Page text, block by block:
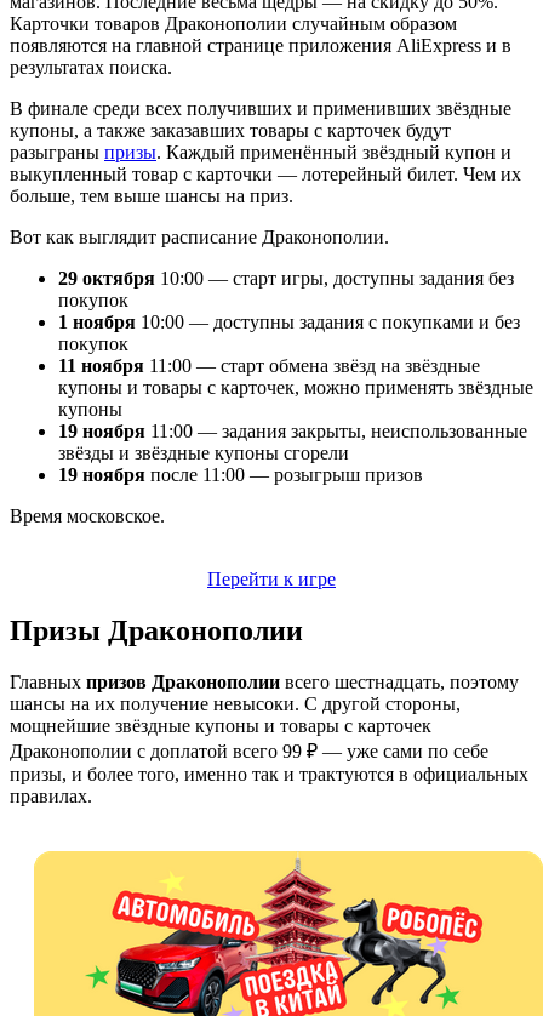
Карточки товаров Драконополии случайным образом
появляются на главной странице приложения AliExpress и в
результатах поиска.
В финале среди всех получивших и применивших звёздные
купоны, а также заказавших товары с карточек будут
разыграны призы. Каждый применённый звёздный купон и
выкупленный товар с карточки — лотерейный билет. Чем их
больше, тем выше шансы на приз.
Вот как выглядит расписание Драконополии.
29 октября 10:00 — старт игры, доступны задания без
покупок
1 ноября 10:00 — доступны задания с покупками и без
покупок
11 ноября 11:00 — старт обмена звёзд на звёздные
купоны и товары с карточек, можно применять звёздные
купоны
19 ноября 11:00 — задания закрыты, неиспользованные
звёзды и звёздные купоны сгорели
19 ноября после 11:00 — розыгрыш призов
Время московское.
Перейти к игре
Призы Драконополии
Главных призов Драконополии всего шестнадцать, поэтому
шансы на их получение невысоки. С другой стороны,
мощнейшие звёздные купоны и товары с карточек
Драконополии с доплатой всего 99 ₽ — уже сами по себе
призы, и более того, именно так и трактуются в официальных
правилах.